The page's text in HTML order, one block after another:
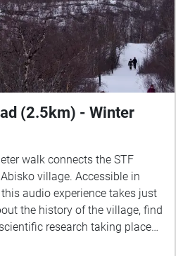
(2.5km) - Winter
walk connects the STF
village. Accessible in
audio experience takes just
the history of the village, find
research taking place
learn about some of Abisko.